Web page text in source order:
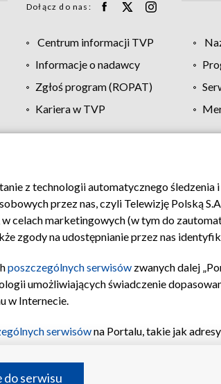
Dołącz do nas:
Centrum informacji TVP
Informacje o nadawcy
Zgłoś program (ROPAT)
Kariera w TVP
Moje zgody Pomoc
z technologii automatycznego
przez nas, czyli Telewizję Polską
w celach marketingowych (w tym do
zgody na udostępnianie przez nas
poszczególnych serwisów zwanych dalej
umożliwiających świadczenie
w Internecie.
serwisówna Portalu, takie jak
informacji na urządzeniu lub dostęp do
treści, wyboru
do serwisu